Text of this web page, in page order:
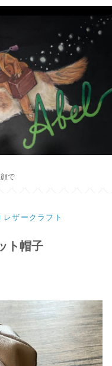
で
レザークラフト
ト帽子